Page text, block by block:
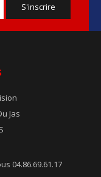
Jas
04.86.69.61.17